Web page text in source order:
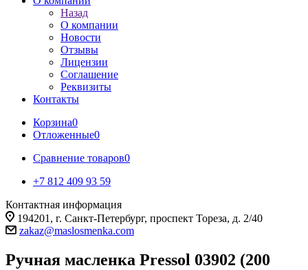
Назад
О компании
Новости
Отзывы
Лицензии
Соглашение
Реквизиты
Контакты
Корзина0
Отложенные0
Сравнение товаров0
+7 812 409 93 59
Контактная информация
194201, г. Санкт-Петербург, проспект Тореза, д. 2/40
zakaz@maslosmenka.com
Ручная масленка Pressol 03902 (200